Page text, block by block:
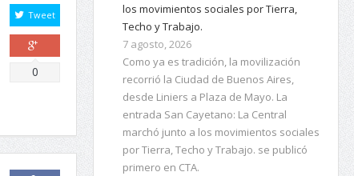
Tweet
Comparte
0
los movimientos sociales por Tierra,
Techo y Trabajo.
7 agosto, 2026
Como ya es tradición, la movilización
recorrió la Ciudad de Buenos Aires,
desde Liniers a Plaza de Mayo. La
entrada San Cayetano: La Central
marchó junto a los movimientos sociales
por Tierra, Techo y Trabajo. se publicó
primero en CTA.